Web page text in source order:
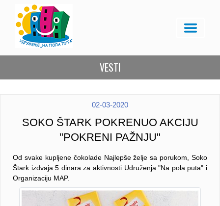
VESTI
02-03-2020
SOKO ŠTARK POKRENUO AKCIJU
"POKRENI PAŽNJU"
Od svake kupljene čokolade Najlepše želje sa porukom, Soko
Štark izdvaja 5 dinara za aktivnosti Udruženja "Na pola puta" i
Organizaciju MAP.